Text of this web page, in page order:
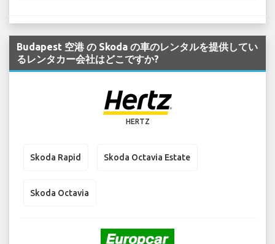
Budapest 空港 の Skoda の車のレンタルを提供してい
るレンタカー会社はどこですか?
HERTZ
Skoda Rapid Skoda Octavia Estate
Skoda Octavia